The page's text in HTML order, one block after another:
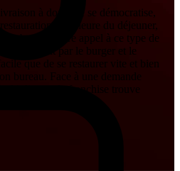
à domicile se démocratise,
À l’heure du déjeuner,
à faire appel à ce type de
en passant par le burger et le
que de se restaurer vite et bien
bureau. Face à une demande
et la franchise trouve